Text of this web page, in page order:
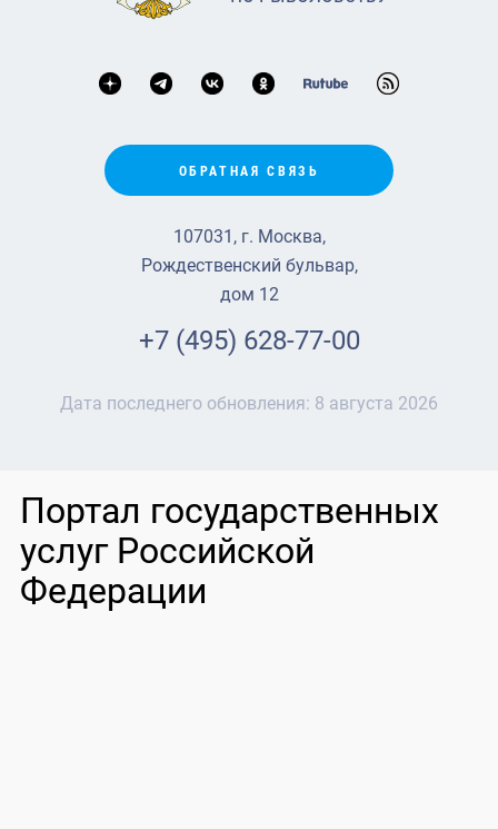
ОБРАТНАЯ СВЯЗЬ
107031, г. Москва,
Рождественский бульвар,
дом 12
+7 (495) 628-77-00
Дата последнего обновления: 8 августа 2026
Портал государственных
услуг Российской
Федерации